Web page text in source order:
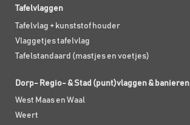
Tafelvlaggen
Tafelvlag + kunststof houder
Vlaggetjes tafelvlag
Tafelstandaard (mastjes en voetjes)
Dorp- Regio- & Stad (punt)vlaggen & banieren
West Maas en Waal
Weert